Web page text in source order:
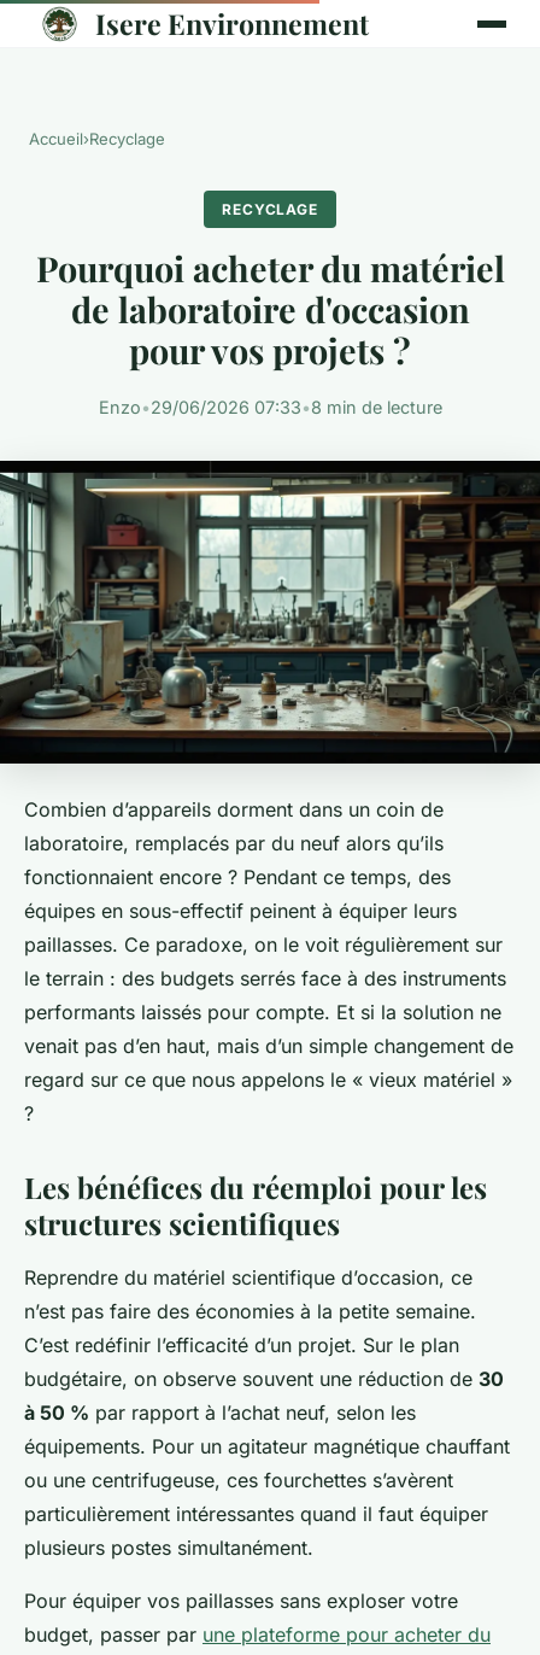
Isere Environnement
Accueil›Recyclage
RECYCLAGE
Pourquoi acheter du matériel
de laboratoire d'occasion
pour vos projets ?
Enzo•29/06/2026 07:33•8 min de lecture
Combien d’appareils dorment dans un coin de
laboratoire, remplacés par du neuf alors qu’ils
fonctionnaient encore ? Pendant ce temps, des
équipes en sous-effectif peinent à équiper leurs
paillasses. Ce paradoxe, on le voit régulièrement sur
le terrain : des budgets serrés face à des instruments
performants laissés pour compte. Et si la solution ne
venait pas d’en haut, mais d’un simple changement de
regard sur ce que nous appelons le « vieux matériel »
?
Les bénéfices du réemploi pour les
structures scientifiques
Reprendre du matériel scientifique d’occasion, ce
n’est pas faire des économies à la petite semaine.
C’est redéfinir l’efficacité d’un projet. Sur le plan
budgétaire, on observe souvent une réduction de 30
à 50 % par rapport à l’achat neuf, selon les
équipements. Pour un agitateur magnétique chauffant
ou une centrifugeuse, ces fourchettes s’avèrent
particulièrement intéressantes quand il faut équiper
plusieurs postes simultanément.
Pour équiper vos paillasses sans exploser votre
budget, passer par une plateforme pour acheter du